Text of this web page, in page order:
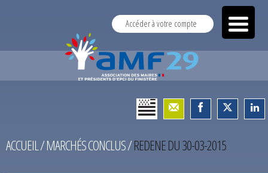
Accéder à votre compte
ACCUEIL/MARCHÉS CONCLUS/REDENE DU 30-03-2015